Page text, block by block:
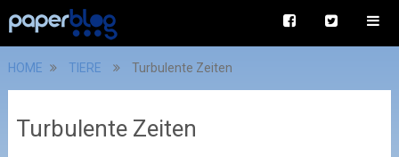
HOME TIERE Turbulente Zeiten
Turbulente Zeiten